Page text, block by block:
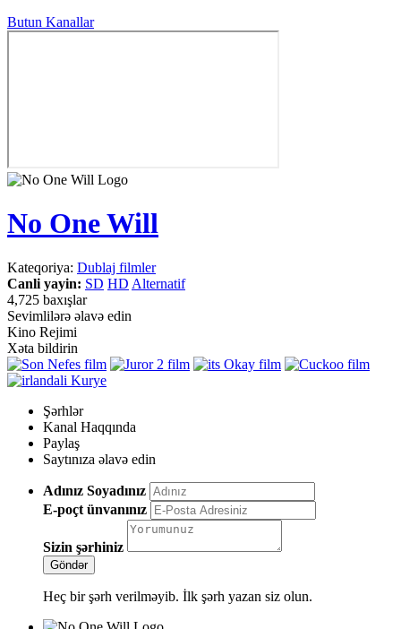
Butun Kanallar
No One Will
Kateqoriya: Dublaj filmler
Canli yayin: SD HD Alternatif
4,725 baxışlar
Sevimlilərə əlavə edin
Kino Rejimi
Xəta bildirin
Şərhlər
Kanal Haqqında
Paylaş
Saytınıza əlavə edin
Adınız Soyadınız
E-poçt ünvanınız
Sizin şərhiniz
Heç bir şərh verilməyib. İlk şərh yazan siz olun.